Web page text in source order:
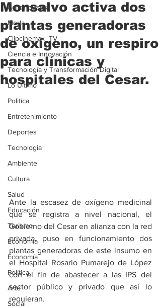
Agroindustria
Moda
Clipcinemax_TV
Ciencia e Innovación
Tecnología y Transformación Digital
Lo Ultimo
Politica
Entretenimiento
Deportes
Tecnologia
Ambiente
Cultura
Salud
Educación
Turismo
Economía
Economía
Política
Arte
Social
Monsalvo activa dos
plantas generadoras
de oxígeno, un respiro
para clínicas y
hospitales del Cesar.
Ante la escasez de oxígeno medicinal
que se registra a nivel nacional, el
Gobierno del Cesar en alianza con la red
privada, puso en funcionamiento dos
plantas generadoras de este insumo en
el Hospital Rosario Pumarejo de López
con el fin de abastecer a las IPS del
sector público y privado que así lo
requieran.